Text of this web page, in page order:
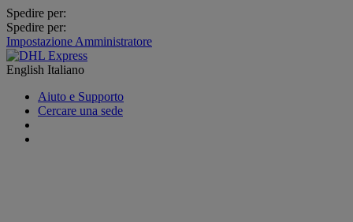
Spedire per:
Spedire per:
Impostazione Amministratore
English Italiano
Aiuto e Supporto
Cercare una sede